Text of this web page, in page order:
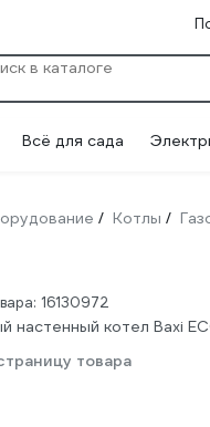
Всё для сада
/ Котлы /
16130972
настенный котел Baxi
товара